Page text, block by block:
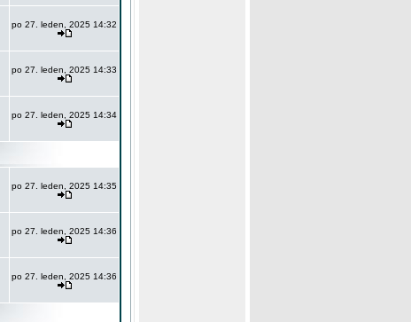
po 27. leden, 2025 14:32
po 27. leden, 2025 14:33
po 27. leden, 2025 14:34
po 27. leden, 2025 14:35
po 27. leden, 2025 14:36
po 27. leden, 2025 14:36